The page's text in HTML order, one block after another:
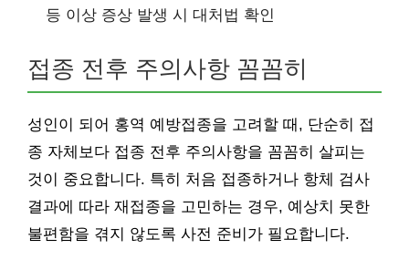
등 이상 증상 발생 시 대처법 확인
접종 전후 주의사항 꼼꼼히
성인이 되어 홍역 예방접종을 고려할 때, 단순히 접
종 자체보다 접종 전후 주의사항을 꼼꼼히 살피는
것이 중요합니다. 특히 처음 접종하거나 항체 검사
결과에 따라 재접종을 고민하는 경우, 예상치 못한
불편함을 겪지 않도록 사전 준비가 필요합니다.